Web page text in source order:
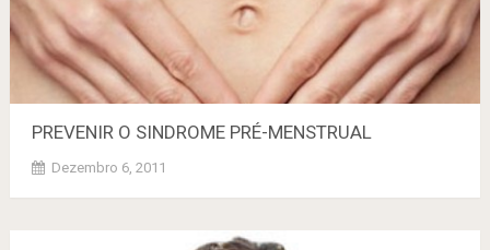
PREVENIR O SINDROME PRÉ-MENSTRUAL
Dezembro 6, 2011